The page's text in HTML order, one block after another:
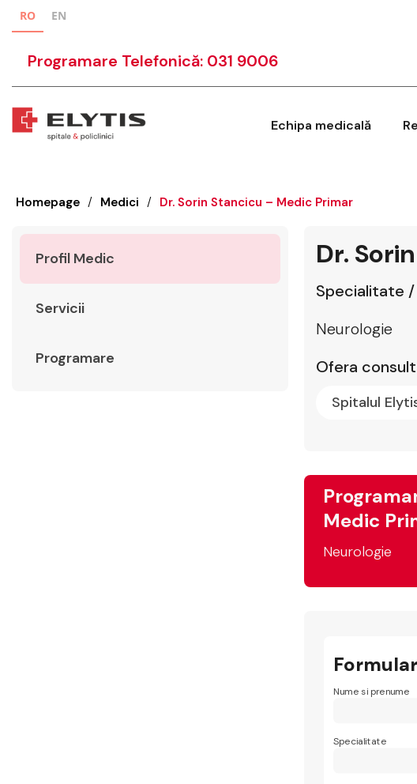
RO EN
Programare Telefonică: 031 9006
Echipa medicală
Homepage / Medici / Dr. Sorin Stancicu – Medic Primar
Profil Medic
Servicii
Programare
Dr.
Specialitate
Neurologie
Ofera
Spitalul
Medic
Neurologie
Nume si prenume
Specialitate